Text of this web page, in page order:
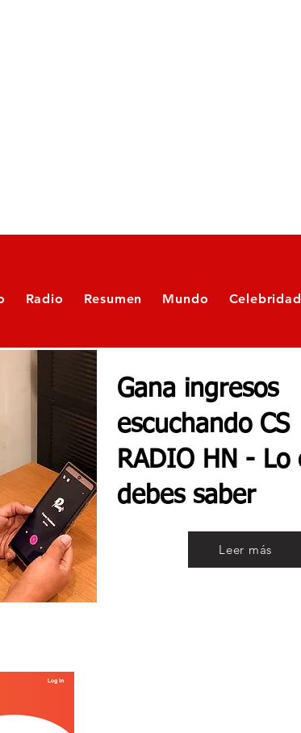
Radio Resumen Mundo
Gana ingresos
escuchando CS
RADIO HN - Lo
debes saber
Leer más